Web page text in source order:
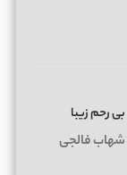
بی رحم زیبا
شهاب فالجی